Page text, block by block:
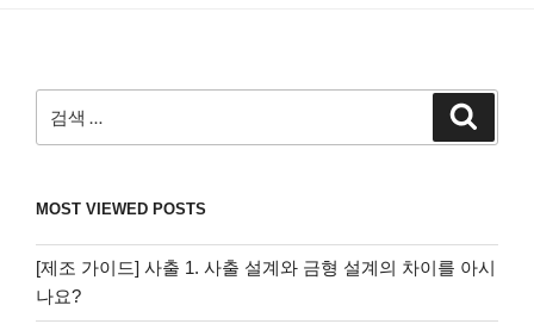
색:
MOST VIEWED POSTS
[제조 가이드] 사출 1. 사출 설계와 금형 설계의 차이를 아시
나요?